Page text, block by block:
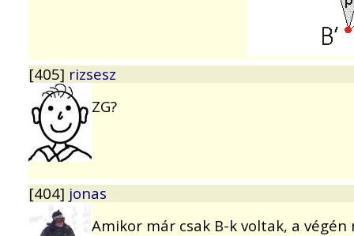
[405] rizsesz
ZG?
[404] jonas
Amikor már csak B-k voltak, a